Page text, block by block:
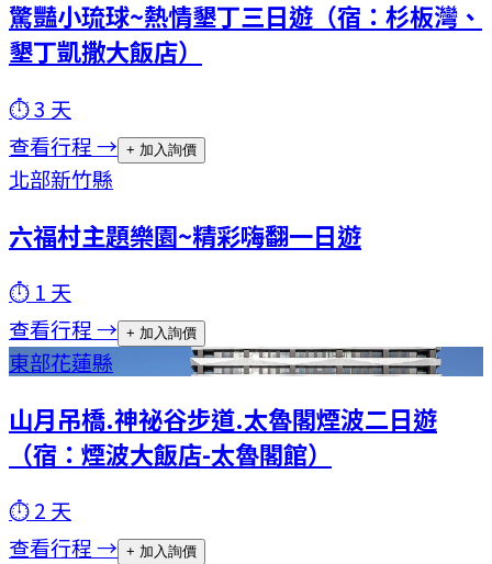
驚豔小琉球~熱情墾丁三日遊（宿：杉板灣、
墾丁凱撒大飯店）
⏱3 天
查看行程 → + 加入詢價
北部新竹縣
六福村主題樂園~精彩嗨翻一日遊
⏱ 1 天
查看行程 → + 加入詢價
東部花蓮縣
山月吊橋.神祕谷步道.太魯閣煙波二日遊
（宿：煙波大飯店-太魯閣館）
⏱2 天
查看行程 → + 加入詢價